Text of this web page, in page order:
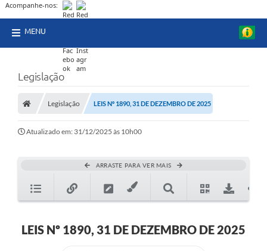
Acompanhe-nos:
MENU
Legislação
Legislação LEIS Nº 1890, 31 DE DEZEMBRO DE 2025
Atualizado em: 31/12/2025 às 10h00
ARRASTE PARA VER MAIS
LEIS Nº 1890, 31 DE DEZEMBRO DE 2025